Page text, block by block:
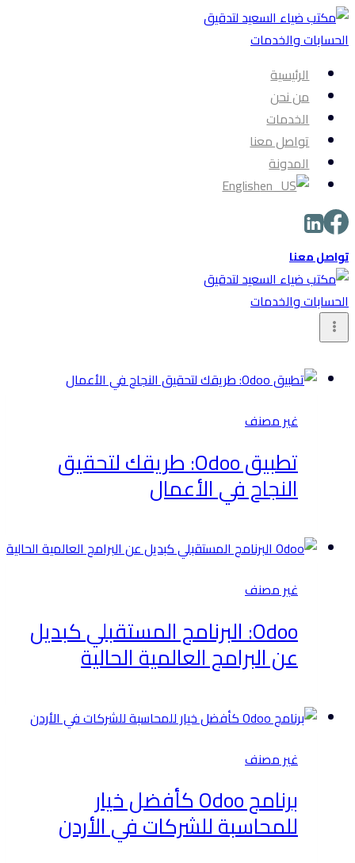
التجاوز
إلى
الرئيسية
من نحن
الخدمات
تواصل معنا
المدونة
English
تواصل معنا
غير مصنف
تطبيق Odoo: طريقك لتحقيق
النجاح في الأعمال
غير مصنف
Odoo: البرنامج المستقبلي كبديل
عن البرامج العالمية الحالية
غير مصنف
برنامج Odoo كأفضل خيار
للمحاسبة للشركات في الأردن